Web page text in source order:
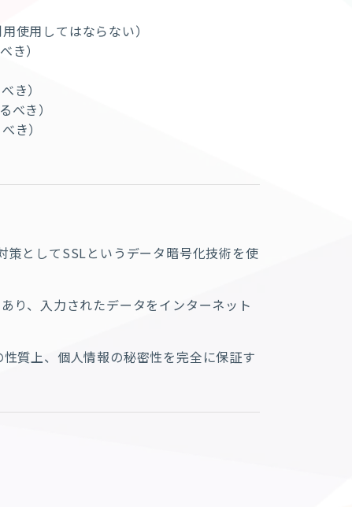
使用してはならない）
き）
き）
き）
き）
策としてSSLというデータ暗号化技術を使
り、入力されたデータをインターネット
質上、個人情報の秘密性を完全に保証す